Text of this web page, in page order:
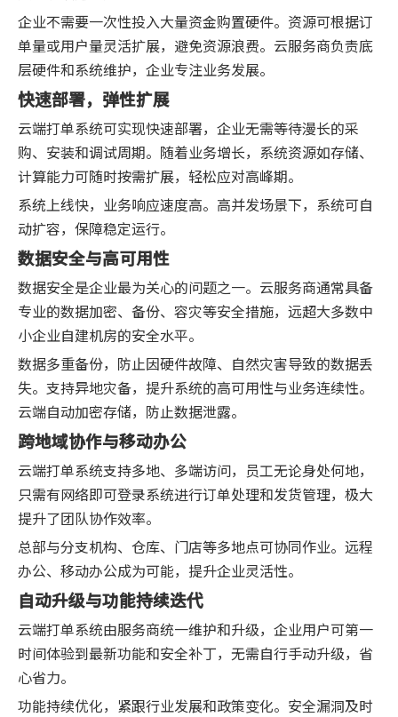
企业不需要一次性投入大量资金购置硬件。资源可根据订
单量或用户量灵活扩展，避免资源浪费。云服务商负责底
层硬件和系统维护，企业专注业务发展。
快速部署，弹性扩展
云端打单系统可实现快速部署，企业无需等待漫长的采
购、安装和调试周期。随着业务增长，系统资源如存储、
计算能力可随时按需扩展，轻松应对高峰期。
系统上线快，业务响应速度高。高并发场景下，系统可自
动扩容，保障稳定运行。
数据安全与高可用性
数据安全是企业最为关心的问题之一。云服务商通常具备
专业的数据加密、备份、容灾等安全措施，远超大多数中
小企业自建机房的安全水平。
数据多重备份，防止因硬件故障、自然灾害导致的数据丢
失。支持异地灾备，提升系统的高可用性与业务连续性。
云端自动加密存储，防止数据泄露。
跨地域协作与移动办公
云端打单系统支持多地、多端访问，员工无论身处何地，
只需有网络即可登录系统进行订单处理和发货管理，极大
提升了团队协作效率。
总部与分支机构、仓库、门店等多地点可协同作业。远程
办公、移动办公成为可能，提升企业灵活性。
自动升级与功能持续迭代
云端打单系统由服务商统一维护和升级，企业用户可第一
时间体验到最新功能和安全补丁，无需自行手动升级，省
心省力。
功能持续优化，紧跟行业发展和政策变化。安全漏洞及时